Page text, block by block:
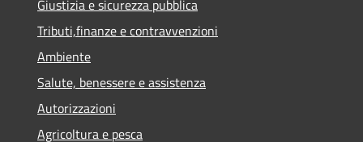
Giustizia e sicurezza pubblica
Tributi,finanze e contravvenzioni
Ambiente
Salute, benessere e assistenza
Autorizzazioni
Agricoltura e pesca